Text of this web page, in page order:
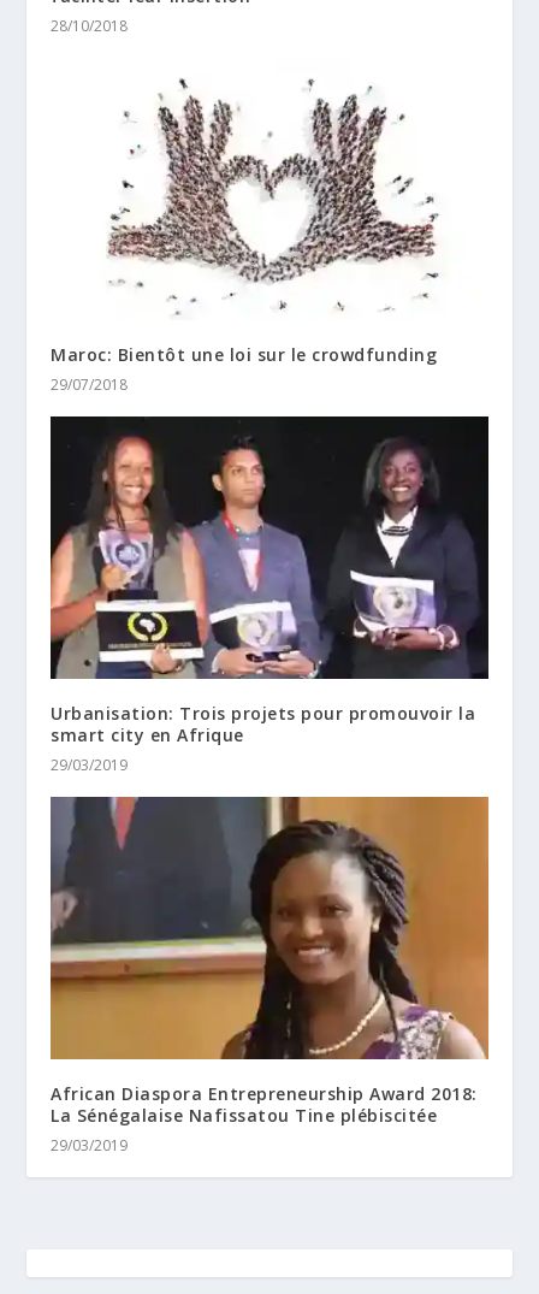
28/10/2018
Maroc: Bientôt une loi sur le crowdfunding
29/07/2018
Urbanisation: Trois projets pour promouvoir la
smart city en Afrique
29/03/2019
African Diaspora Entrepreneurship Award 2018:
La Sénégalaise Nafissatou Tine plébiscitée
29/03/2019